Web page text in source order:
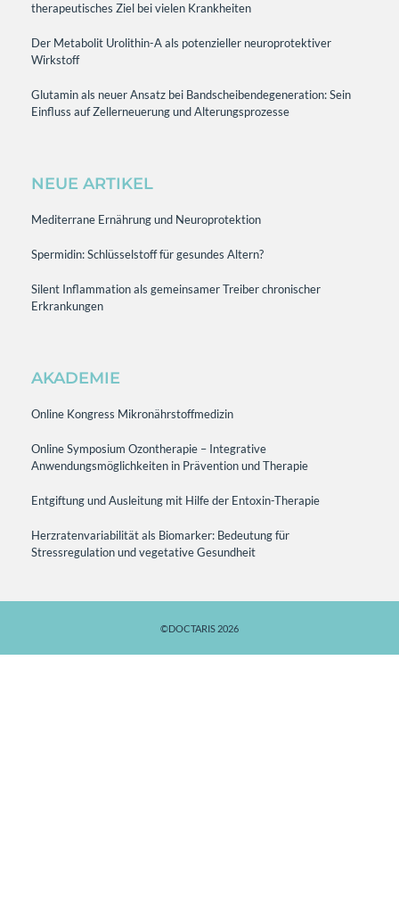
therapeutisches Ziel bei vielen Krankheiten
Der Metabolit Urolithin-A als potenzieller neuroprotektiver
Wirkstoff
Glutamin als neuer Ansatz bei Bandscheibendegeneration: Sein
Einfluss auf Zellerneuerung und Alterungsprozesse
NEUE ARTIKEL
Mediterrane Ernährung und Neuroprotektion
Spermidin: Schlüsselstoff für gesundes Altern?
Silent Inflammation als gemeinsamer Treiber chronischer
Erkrankungen
AKADEMIE
Online Kongress Mikronährstoffmedizin
Online Symposium Ozontherapie – Integrative
Anwendungsmöglichkeiten in Prävention und Therapie
Entgiftung und Ausleitung mit Hilfe der Entoxin-Therapie
Herzratenvariabilität als Biomarker: Bedeutung für
Stressregulation und vegetative Gesundheit
©DOCTARIS 2026